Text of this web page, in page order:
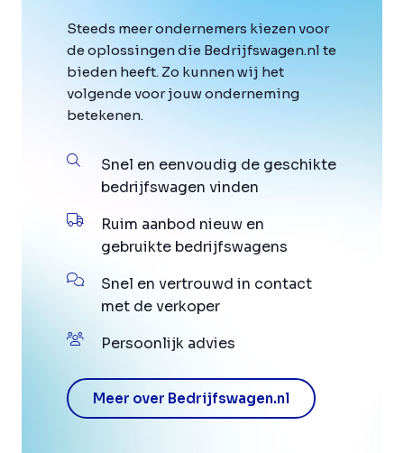
Steeds meer ondernemers kiezen voor
de oplossingen die Bedrijfswagen.nl te
bieden heeft. Zo kunnen wij het
volgende voor jouw onderneming
betekenen.
Snel en eenvoudig de geschikte
bedrijfswagen vinden
Ruim aanbod nieuw en
gebruikte bedrijfswagens
Snel en vertrouwd in contact
met de verkoper
Persoonlijk advies
Meer over Bedrijfswagen.nl